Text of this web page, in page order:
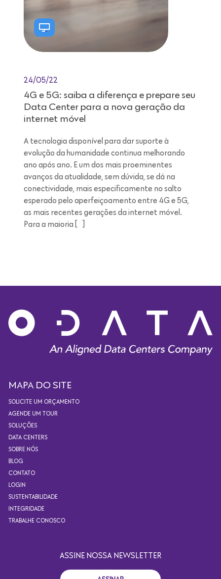
24/05/22
4G e 5G: saiba a diferença e prepare seu
Data Center para a nova geração da
internet móvel
A tecnologia disponível para dar suporte à
evolução da humanidade continua melhorando
ano após ano. E um dos mais proeminentes
avanços da atualidade, sem dúvida, se dá na
conectividade, mais especificamente no salto
esperado pelo aperfeiçoamento entre 4G e 5G,
as mais recentes gerações da internet móvel.
Para a maioria […]
MAPA DO SITE
SOLICITE UM ORÇAMENTO
AGENDE UM TOUR
SOLUÇÕES
DATA CENTERS
SOBRE NÓS
BLOG
CONTATO
LOGIN
SUSTENTABILIDADE
INTEGRIDADE
TRABALHE CONOSCO
ASSINE NOSSA NEWSLETTER